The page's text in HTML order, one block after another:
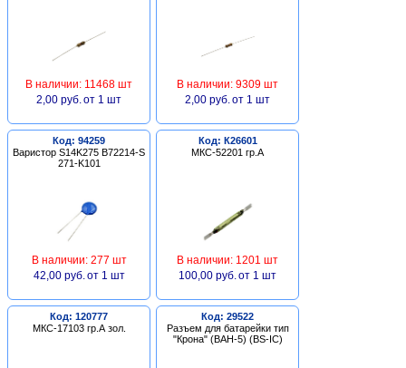
В наличии: 11468 шт
2,00 руб. от 1 шт
В наличии: 9309 шт
2,00 руб. от 1 шт
Код: 94259
Варистор S14K275 B72214-S
271-K101
В наличии: 277 шт
42,00 руб. от 1 шт
Код: К26601
МКС-52201 гр.А
В наличии: 1201 шт
100,00 руб. от 1 шт
Код: 120777
МКС-17103 гр.А зол.
Код: 29522
Разъем для батарейки тип
"Крона" (BAH-5) (BS-IC)